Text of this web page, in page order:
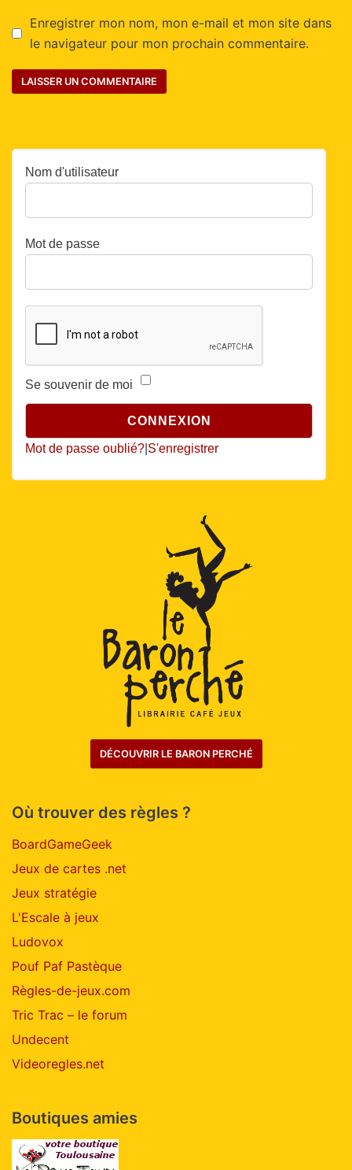
Enregistrer mon nom, mon e-mail et mon site dans
le navigateur pour mon prochain commentaire.
Nom d'utilisateur
Mot de passe
Se souvenir de moi
Mot de passe oublié? S'enregistrer
DÉCOUVRIR LE BARON PERCHÉ
Où trouver des règles ?
BoardGameGeek
Jeux de cartes .net
Jeux stratégie
L'Escale à jeux
Ludovox
Pouf Paf Pastèque
Règles-de-jeux.com
Tric Trac – le forum
Undecent
Videoregles.net
Boutiques amies